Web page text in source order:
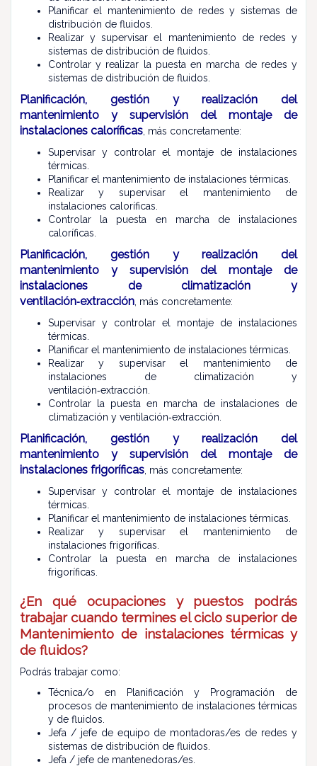
Planificar el mantenimiento de redes y sistemas de
distribución de fluidos.
Realizar y supervisar el mantenimiento de redes y
sistemas de distribución de fluidos.
Controlar y realizar la puesta en marcha de redes y
sistemas de distribución de fluidos.
Planificación, gestión y realización del
mantenimiento y supervisión del montaje de
instalaciones caloríficas , más concretamente:
Supervisar y controlar el montaje de instalaciones
térmicas.
Planificar el mantenimiento de instalaciones térmicas.
Realizar y supervisar el mantenimiento de
instalaciones caloríficas.
Controlar la puesta en marcha de instalaciones
caloríficas.
Planificación, gestión y realización del
mantenimiento y supervisión del montaje de
instalaciones de climatización y
ventilación‑extracción , más concretamente:
Supervisar y controlar el montaje de instalaciones
térmicas.
Planificar el mantenimiento de instalaciones térmicas.
Realizar y supervisar el mantenimiento de
instalaciones de climatización y
ventilación‑extracción.
Controlar la puesta en marcha de instalaciones de
climatización y ventilación‑extracción.
Planificación, gestión y realización del
mantenimiento y supervisión del montaje de
instalaciones frigoríficas , más concretamente:
Supervisar y controlar el montaje de instalaciones
térmicas.
Planificar el mantenimiento de instalaciones térmicas.
Realizar y supervisar el mantenimiento de
instalaciones frigoríficas.
Controlar la puesta en marcha de instalaciones
frigoríficas.
¿En qué ocupaciones y puestos podrás
trabajar cuando termines el ciclo superior de
Mantenimiento de instalaciones térmicas y
de fluidos?
Podrás trabajar como:
Técnica/o en Planificación y Programación de
procesos de mantenimiento de instalaciones térmicas
y de fluidos.
Jefa / jefe de equipo de montadoras/es de redes y
sistemas de distribución de fluidos.
Jefa / jefe de mantenedoras/es.